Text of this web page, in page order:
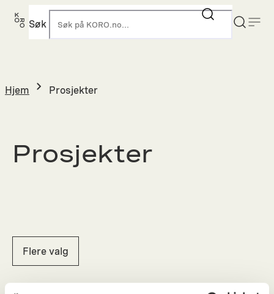
Hopp
Søk
Hjem Prosjekter
Prosjekter
Flere valg